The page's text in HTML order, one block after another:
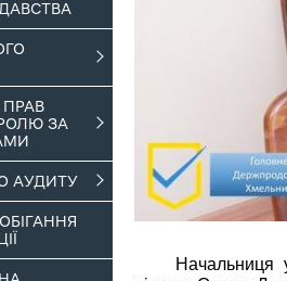
ПРАВ
ЗА
АУДИТУ
Начальниця